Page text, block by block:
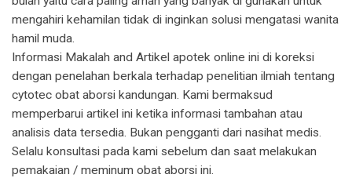
mengahiri kehamilan tidak di inginkan solusi mengatasi wanita
hamil muda.
Informasi Makalah and Artikel apotek online ini di koreksi
dengan penelahan berkala terhadap penelitian ilmiah tentang
cytotec obat aborsi kandungan. Kami bermaksud
memperbarui artikel ini ketika informasi tambahan atau
analisis data tersedia. Bukan pengganti dari nasihat medis.
Selalu konsultasi pada kami sebelum dan saat melakukan
pemakaian / meminum obat aborsi ini.